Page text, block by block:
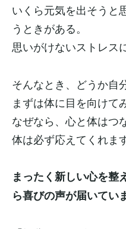
いくら元気を出そうと
うときがある。
思いがけないストレス
そんなとき、どうか自
まずは体に目を向けて
なぜなら、心と体はつ
体は必ず応えてくれます
まったく新しい心を整
ら喜びの声が届いてい